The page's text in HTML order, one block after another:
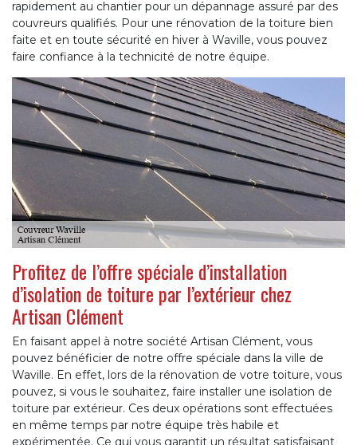
rapidement au chantier pour un dépannage assuré par des
couvreurs qualifiés. Pour une rénovation de la toiture bien
faite et en toute sécurité en hiver à Waville, vous pouvez
faire confiance à la technicité de notre équipe.
Profitez de l’offre spéciale d’installation
d’isolation de toiture par l’extérieur chez
Artisan Clément
En faisant appel à notre société Artisan Clément, vous
pouvez bénéficier de notre offre spéciale dans la ville de
Waville. En effet, lors de la rénovation de votre toiture, vous
pouvez, si vous le souhaitez, faire installer une isolation de
toiture par extérieur. Ces deux opérations sont effectuées
en même temps par notre équipe très habile et
expérimentée. Ce qui vous garantit un résultat satisfaisant